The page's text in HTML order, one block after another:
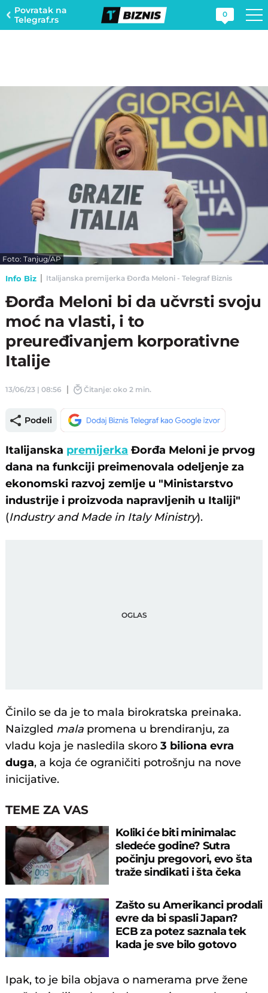
Povratak na
Telegraf.rs
0
Foto: Tanjug/AP
Info Biz Italijanska premijerka Đorđa Meloni - Telegraf Biznis
Đorđa Meloni bi da učvrsti svoju
moć na vlasti, i to
preuređivanjem korporativne
Italije
13/06/23 | 08:56 Čitanje: oko 2 min.
Podeli
Italijanska premijerka Đorđa Meloni je prvog
dana na funkciji preimenovala odeljenje za
ekonomski razvoj zemlje u "Ministarstvo
industrije i proizvoda napravljenih u Italiji"
(Industry and Made in Italy Ministry).
Činilo se da je to mala birokratska preinaka.
Naizgled mala promena u brendiranju, za
vladu koja je nasledila skoro3 biliona evra
duga, a koja će ograničiti potrošnju na nove
inicijative.
TEME ZA VAS
Koliki će biti minimalac
sledeće godine? Sutra
počinju pregovori, evo šta
traže sindikati i šta čeka
Zašto su Amerikanci prodali
evre da bi spasli Japan?
ECB za potez saznala tek
kada je sve bilo gotovo
Ipak, to je bila objava o namerama prve žene